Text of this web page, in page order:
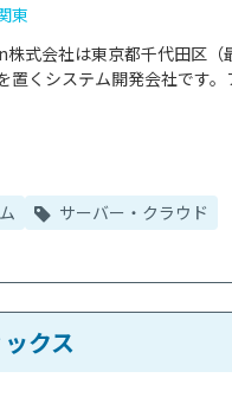
式会社は東京都千代田区（
置くシステム開発会社です
東
サーバー・クラウド
クス